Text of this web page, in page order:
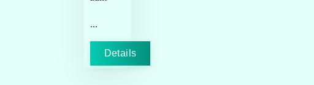
...
Details